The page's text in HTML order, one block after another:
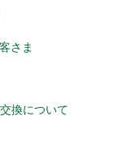
さま
換について